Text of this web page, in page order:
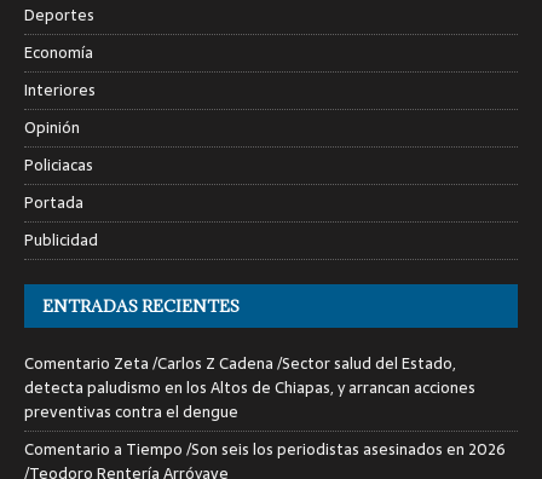
Deportes
Economía
Interiores
Opinión
Policiacas
Portada
Publicidad
ENTRADAS RECIENTES
Comentario Zeta /Carlos Z Cadena /Sector salud del Estado,
detecta paludismo en los Altos de Chiapas, y arrancan acciones
preventivas contra el dengue
Comentario a Tiempo /Son seis los periodistas asesinados en 2026
/Teodoro Rentería Arróyave